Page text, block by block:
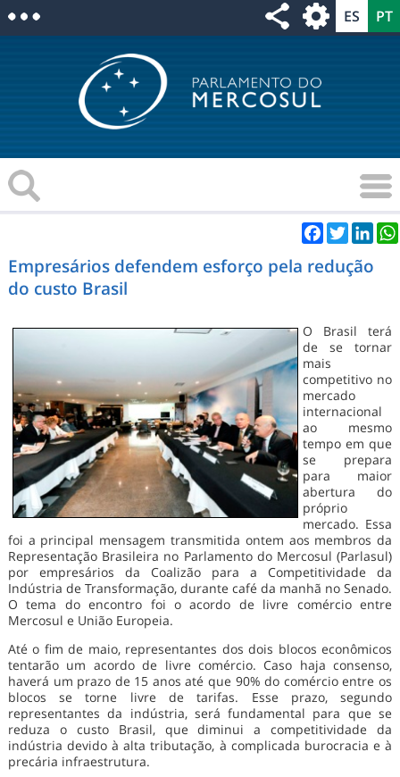
Facebook
Twitter
Empresários defendem esforço pela redução
do custo Brasil
O Brasil terá
de se tornar
mais
competitivo no
mercado
internacional
ao mesmo
tempo em que
se prepara
para maior
abertura do
próprio
mercado. Essa
foi a principal mensagem transmitida ontem aos membros da
Representação Brasileira no Parlamento do Mercosul (Parlasul)
por empresários da Coalizão para a Competitividade da
Indústria de Transformação, durante café da manhã no Senado.
O tema do encontro foi o acordo de livre comércio entre
Mercosul e União Europeia.
Até o fim de maio, representantes dos dois blocos econômicos
tentarão um acordo de livre comércio. Caso haja consenso,
haverá um prazo de 15 anos até que 90% do comércio entre os
blocos se torne livre de tarifas. Esse prazo, segundo
representantes da indústria, será fundamental para que se
reduza o custo Brasil, que diminui a competitividade da
indústria devido à alta tributação, à complicada burocracia e à
precária infraestrutura.